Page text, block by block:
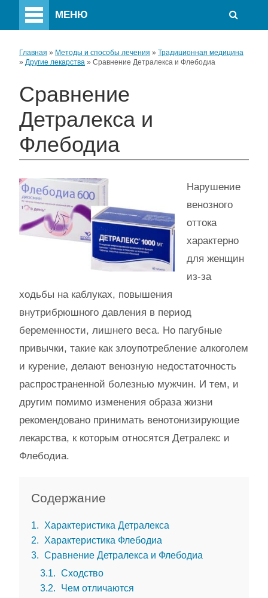
МЕНЮ
Главная » Методы и способы лечения » Традиционная медицина
» Другие лекарства » Сравнение Детралекса и Флебодиа
Сравнение
Детралекса и
Флебодиа
Нарушение
венозного
оттока
характерно
для женщин
из-за
ходьбы на каблуках, повышения
внутрибрюшного давления в период
беременности, лишнего веса. Но пагубные
привычки, такие как злоупотребление алкоголем
и курение, делают венозную недостаточность
распространенной болезнью мужчин. И тем, и
другим помимо изменения образа жизни
рекомендовано принимать венотонизирующие
лекарства, к которым относятся Детралекс и
Флебодиа.
Содержание
1
Характеристика Детралекса
2
Характеристика Флебодиа
3
Сравнение Детралекса и Флебодиа
3.1
Сходство
3.2
Чем отличаются